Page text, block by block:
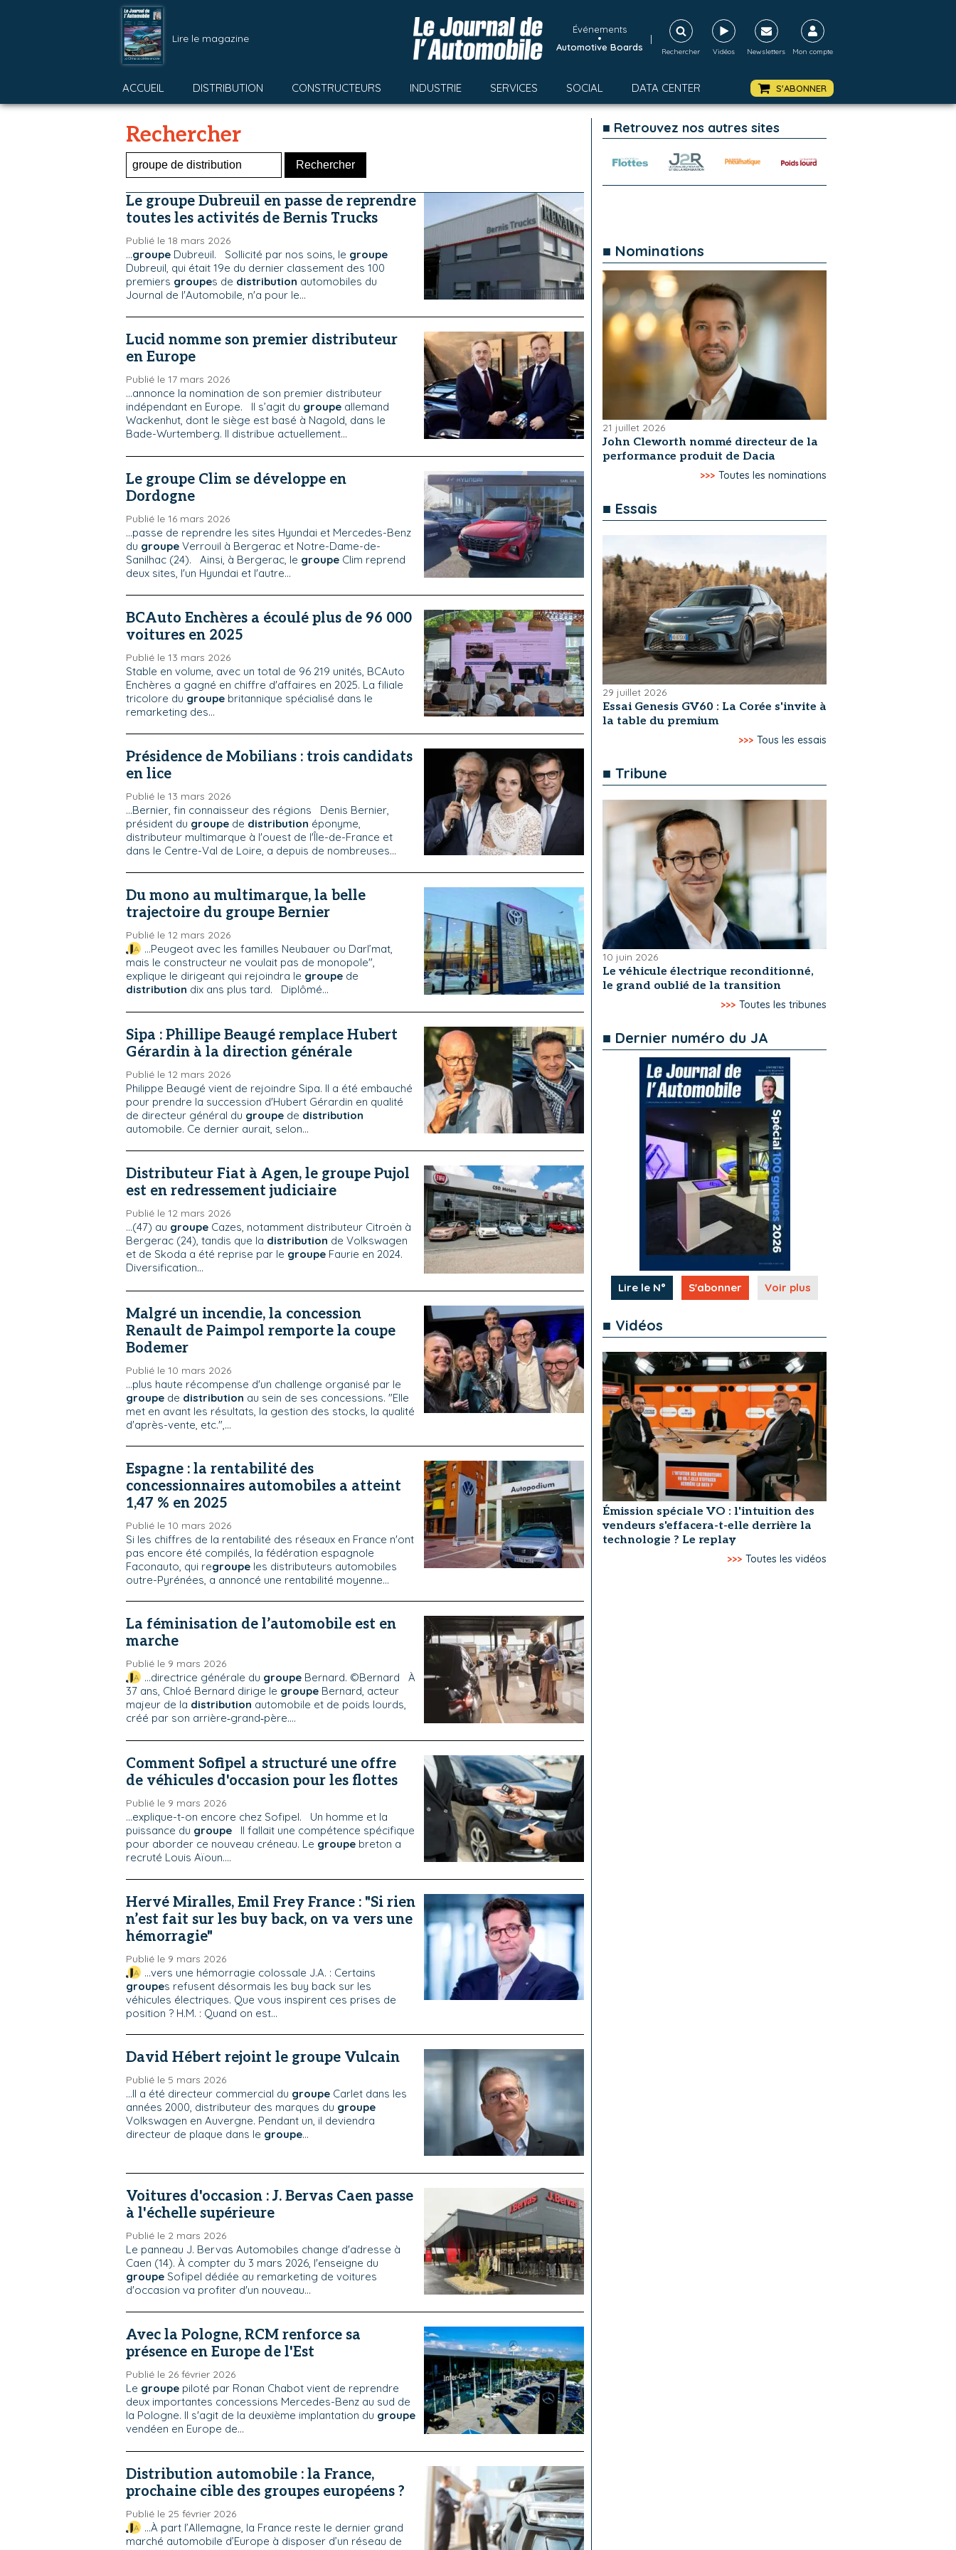
Lire le magazine
Événements
•
Automotive Boards
|
Rechercher Vidéos Newsletters Mon compte
ACCUEIL DISTRIBUTION CONSTRUCTEURS INDUSTRIE SERVICES SOCIAL DATA CENTER S'ABONNER
Rechercher
Le groupe Dubreuil en passe de reprendre
toutes les activités de Bernis Trucks
Publié le 18 mars 2026
...groupe Dubreuil. Sollicité par nos soins, le groupe
Dubreuil, qui était 19e du dernier classement des 100
premiers groupes de distribution automobiles du
Journal de l'Automobile, n'a pour le...
Lucid nomme son premier distributeur
en Europe
Publié le 17 mars 2026
...annonce la nomination de son premier distributeur
indépendant en Europe. Il s’agit du groupe allemand
Wackenhut, dont le siège est basé à Nagold, dans le
Bade-Wurtemberg. Il distribue actuellement...
Le groupe Clim se développe en
Dordogne
Publié le 16 mars 2026
...passe de reprendre les sites Hyundai et Mercedes-Benz
du groupe Verrouil à Bergerac et Notre-Dame-de-
Sanilhac (24). Ainsi, à Bergerac, le groupe Clim reprend
deux sites, l'un Hyundai et l'autre...
BCAuto Enchères a écoulé plus de 96 000
voitures en 2025
Publié le 13 mars 2026
Stable en volume, avec un total de 96 219 unités, BCAuto
Enchères a gagné en chiffre d'affaires en 2025. La filiale
tricolore du groupe britannique spécialisé dans le
remarketing des...
Présidence de Mobilians : trois candidats
en lice
Publié le 13 mars 2026
...Bernier, fin connaisseur des régions Denis Bernier,
président du groupe de distribution éponyme,
distributeur multimarque à l'ouest de l'Île-de-France et
dans le Centre-Val de Loire, a depuis de nombreuses...
Du mono au multimarque, la belle
trajectoire du groupe Bernier
Publié le 12 mars 2026
...Peugeot avec les familles Neubauer ou Darl’mat,
mais le constructeur ne voulait pas de monopole",
explique le dirigeant qui rejoindra le groupe de
distribution dix ans plus tard. Diplômé...
Sipa : Phillipe Beaugé remplace Hubert
Gérardin à la direction générale
Publié le 12 mars 2026
Philippe Beaugé vient de rejoindre Sipa. Il a été embauché
pour prendre la succession d'Hubert Gérardin en qualité
de directeur général du groupe de distribution
automobile. Ce dernier aurait, selon...
Distributeur Fiat à Agen, le groupe Pujol
est en redressement judiciaire
Publié le 12 mars 2026
...(47) au groupe Cazes, notamment distributeur Citroën à
Bergerac (24), tandis que la distribution de Volkswagen
et de Skoda a été reprise par le groupe Faurie en 2024.
Diversification...
Malgré un incendie, la concession
Renault de Paimpol remporte la coupe
Bodemer
Publié le 10 mars 2026
...plus haute récompense d'un challenge organisé par le
groupe de distribution au sein de ses concessions. "Elle
met en avant les résultats, la gestion des stocks, la qualité
d'après-vente, etc.",...
Espagne : la rentabilité des
concessionnaires automobiles a atteint
1,47 % en 2025
Publié le 10 mars 2026
Si les chiffres de la rentabilité des réseaux en France n'ont
pas encore été compilés, la fédération espagnole
Faconauto, qui regroupe les distributeurs automobiles
outre-Pyrénées, a annoncé une rentabilité moyenne...
La féminisation de l’automobile est en
marche
Publié le 9 mars 2026
...directrice générale du groupeBernard. ©Bernard À
37 ans, Chloé Bernard dirige le groupe Bernard, acteur
majeur de la distribution automobile et de poids lourds,
créé par son arrière‑grand‑père....
Comment Sofipel a structuré une offre
de véhicules d'occasion pour les flottes
Publié le 9 mars 2026
...explique-t-on encore chez Sofipel. Un homme et la
puissance du groupe Il fallait une compétence spécifique
pour aborder ce nouveau créneau. Le groupe breton a
recruté Louis Aïoun....
Hervé Miralles, Emil Frey France : "Si rien
n’est fait sur les buy back, on va vers une
hémorragie"
Publié le 9 mars 2026
...vers une hémorragie colossale J.A. : Certains
groupes refusent désormais les buy back sur les
véhicules électriques. Que vous inspirent ces prises de
position ? H.M. : Quand on est...
David Hébert rejoint le groupe Vulcain
Publié le 5 mars 2026
...Il a été directeur commercial du groupe Carlet dans les
années 2000, distributeur des marques du groupe
Volkswagen en Auvergne. Pendant un, il deviendra
directeur de plaque dans le groupe...
Voitures d'occasion : J. Bervas Caen passe
à l'échelle supérieure
Publié le 2 mars 2026
Le panneau J. Bervas Automobiles change d'adresse à
Caen (14). À compter du 3 mars 2026, l'enseigne du
groupe Sofipel dédiée au remarketing de voitures
d'occasion va profiter d'un nouveau...
Avec la Pologne, RCM renforce sa
présence en Europe de l'Est
Publié le 26 février 2026
Le groupe piloté par Ronan Chabot vient de reprendre
deux importantes concessions Mercedes-Benz au sud de
la Pologne. Il s'agit de la deuxième implantation du groupe
vendéen en Europe de...
Distribution automobile : la France,
prochaine cible des groupes européens ?
Publié le 25 février 2026
...À part l’Allemagne, la France reste le dernier grand
marché automobile d’Europe à disposer d’un réseau de
■ Retrouvez nos autres sites
■ Nominations
21 juillet 2026
John Cleworth nommé directeur de la
performance produit de Dacia
>>> Toutes les nominations
■ Essais
29 juillet 2026
Essai Genesis GV60 : La Corée s'invite à
la table du premium
>>> Tous les essais
■ Tribune
10 juin 2026
Le véhicule électrique reconditionné,
le grand oublié de la transition
>>> Toutes les tribunes
■ Dernier numéro du JA
Lire le N° S'abonner Voir plus
■ Vidéos
Émission spéciale VO : l'intuition des
vendeurs s'effacera-t-elle derrière la
technologie ? Le replay
>>> Toutes les vidéos